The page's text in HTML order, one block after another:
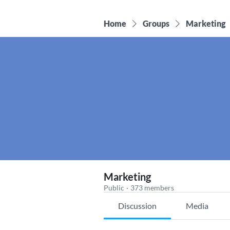
Home Groups Marketing
Marketing
Public · 373 members
Discussion Media